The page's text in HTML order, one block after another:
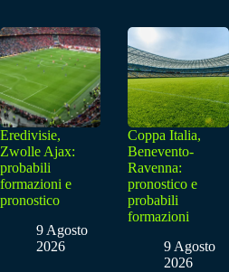
Eredivisie,
Zwolle Ajax:
probabili
formazioni e
pronostico
9 Agosto
2026
Coppa Italia,
Benevento-
Ravenna:
pronostico e
probabili
formazioni
9 Agosto
2026